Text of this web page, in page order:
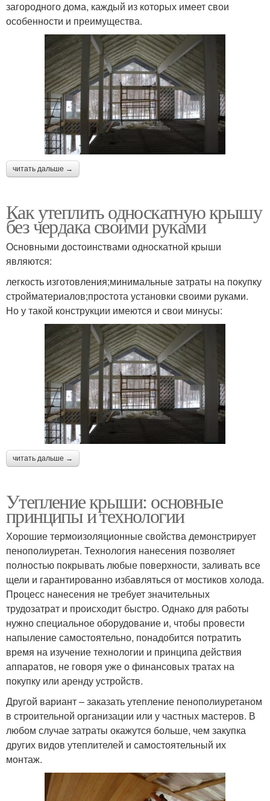
загородного дома, каждый из которых имеет свои
особенности и преимущества.
читать дальше →
Как утеплить односкатную крышу
без чердака своими руками
Основными достоинствами односкатной крыши
являются:
легкость изготовления;минимальные затраты на покупку
стройматериалов;простота установки своими руками.
Но у такой конструкции имеются и свои минусы:
читать дальше →
Утепление крыши: основные
принципы и технологии
Хорошие термоизоляционные свойства демонстрирует
пенополиуретан. Технология нанесения позволяет
полностью покрывать любые поверхности, заливать все
щели и гарантированно избавляться от мостиков холода.
Процесс нанесения не требует значительных
трудозатрат и происходит быстро. Однако для работы
нужно специальное оборудование и, чтобы провести
напыление самостоятельно, понадобится потратить
время на изучение технологии и принципа действия
аппаратов, не говоря уже о финансовых тратах на
покупку или аренду устройств.
Другой вариант – заказать утепление пенополиуретаном
в строительной организации или у частных мастеров. В
любом случае затраты окажутся больше, чем закупка
других видов утеплителей и самостоятельный их
монтаж.